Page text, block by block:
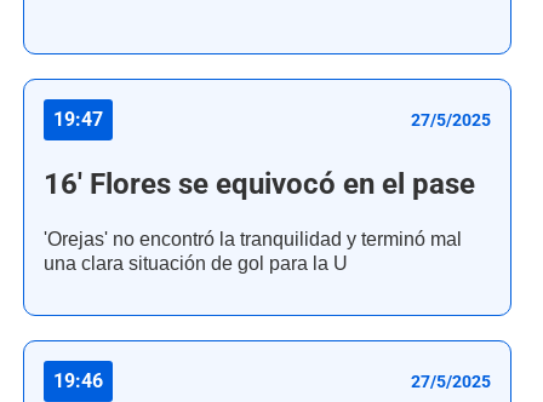
19:47 27/5/2025
16' Flores se equivocó en el pase
'Orejas' no encontró la tranquilidad y terminó mal
una clara situación de gol para la U
19:46 27/5/2025